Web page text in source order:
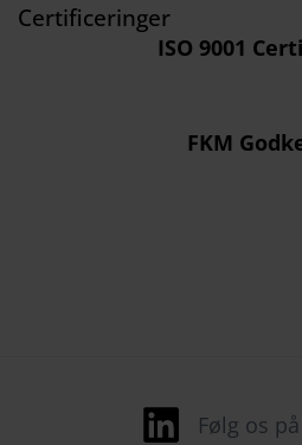
Certificeringer
ISO 9001
FKM
Følg os